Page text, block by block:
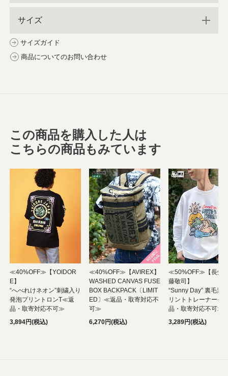
サイズ
サイズガイド
商品についてのお問い合わせ
この商品を購入した人は
こちらの商品もみています
≪40%OFF≫【YOIDOR
E】
“へべれけネオン”刺繍入り
発泡プリントロンT≪返
品・取寄対応不可≫
3,894円(税込)
≪40%OFF≫【AVIREX】
WASHED CANVAS FUSE
BOX BACKPACK〔LIMIT
ED〕≪返品・取寄対応不
可≫
6,270円(税込)
≪50%OFF≫【長州
藤敬司】
“Sunny Day” 裏毛素
リントトレーナー≪
品・取寄対応不可≫
3,289円(税込)